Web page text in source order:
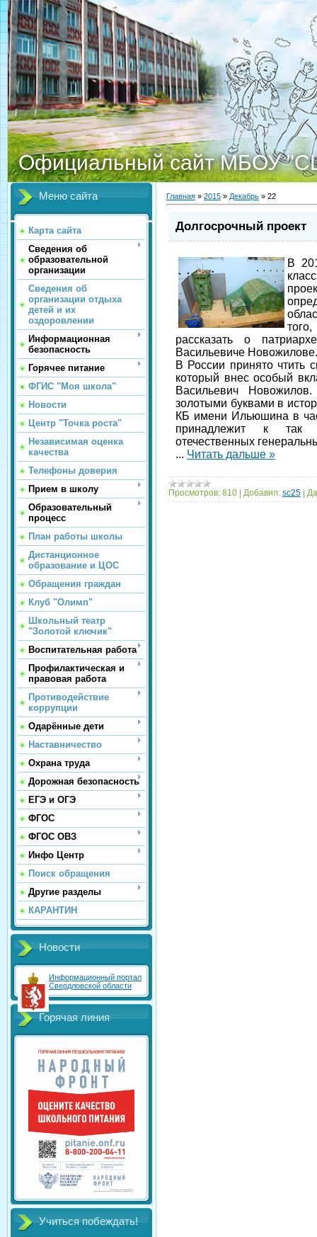
Официальный сайт МБОУ
Меню сайта
Карта сайта
Сведения об
образовательной
организации
Сведения об
организации отдыха
детей и их
оздоровлении
Информационная
безопасность
Горячее питание
ФГИС "Моя школа"
Новости
Центр "Точка роста"
Независимая оценка
качества
Телефоны доверия
Прием в школу
Образовательный
процесс
План работы школы
Дистанционное
образование и ЦОС
Обращения граждан
Клуб "Олимп"
Школьный театр
"Золотой ключик"
Воспитательная работа
Профилактическая и
правовая работа
Противодействие
коррупции
Одарённые дети
Наставничество
Охрана труда
Дорожная безопасность
ЕГЭ и ОГЭ
ФГОС
ФГОС ОВЗ
Инфо Центр
Поиск обращения
Другие разделы
КАРАНТИН
Новости
Информационный портал
Свердловской области
Горячая линия
Учиться побеждать!
Главная » 2015 » Декабрь » 22
Долгосрочный проект
В
рассказать о
Васильевиче Новожилове.
В России принято чтить
который внес особый
Васильевич
золотыми буквами в
КБ имени Ильюшина в
принадлежит к так
отечественных
... Читать дальше »
Просмотров: 810 Добавил: sc25